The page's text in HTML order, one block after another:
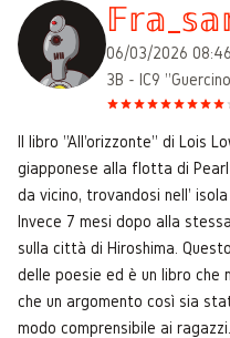
06/03/2026 08:46
3B - IC9
Il libro "All'orizzonte" di Lois
giapponese alla flotta di Pearl
da vicino, trovandosi nell'
Invece 7 mesi dopo alla
sulla città di Hiroshima.
delle poesie ed è un libro che
che un argomento così sia
modo comprensibile ai ragazzi.